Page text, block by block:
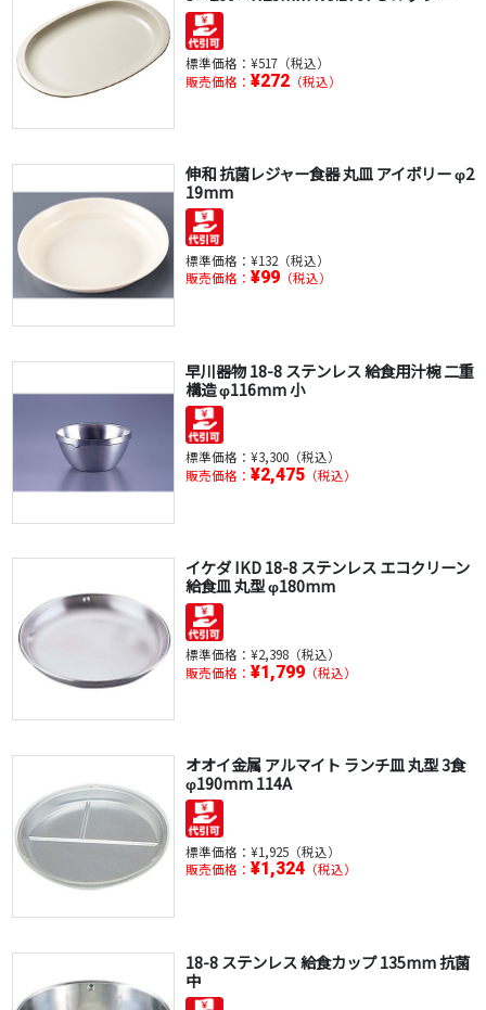
標準価格： ¥517（税込）
販売価格： ¥272（税込）
伸和 抗菌レジャー食器 丸皿 アイボリー φ2
19mm
標準価格： ¥132（税込）
販売価格： ¥99（税込）
早川器物 18-8 ステンレス 給食用汁椀 二重
構造 φ116mm 小
標準価格： ¥3,300（税込）
販売価格： ¥2,475（税込）
イケダ IKD 18-8 ステンレス エコクリーン
給食皿 丸型 φ180mm
標準価格： ¥2,398（税込）
販売価格： ¥1,799（税込）
オオイ金属 アルマイト ランチ皿 丸型 3食
φ190mm 114A
標準価格： ¥1,925（税込）
販売価格： ¥1,324（税込）
18-8 ステンレス 給食カップ 135mm 抗菌
中